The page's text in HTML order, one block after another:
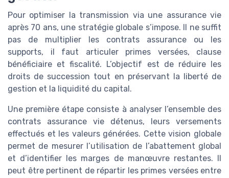
Pour optimiser la transmission via une assurance vie
après 70 ans, une stratégie globale s’impose. Il ne suffit
pas de multiplier les contrats assurance ou les
supports, il faut articuler primes versées, clause
bénéficiaire et fiscalité. L’objectif est de réduire les
droits de succession tout en préservant la liberté de
gestion et la liquidité du capital.
Une première étape consiste à analyser l’ensemble des
contrats assurance vie détenus, leurs versements
effectués et les valeurs générées. Cette vision globale
permet de mesurer l’utilisation de l’abattement global
et d’identifier les marges de manœuvre restantes. Il
peut être pertinent de répartir les primes versées entre